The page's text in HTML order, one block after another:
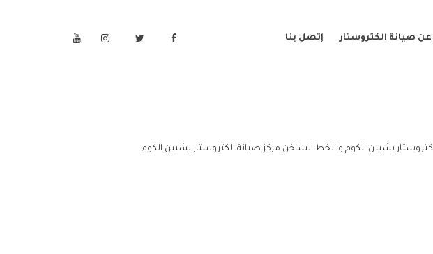
عن صيانة الكتروستار إتصل بنا
بشبين الكوم و الخط الساخن مركز صيانة الكتروستار بشبين الكوم.